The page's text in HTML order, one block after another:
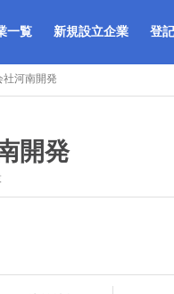
一覧 新規設立企業 登
社河南開発
開発